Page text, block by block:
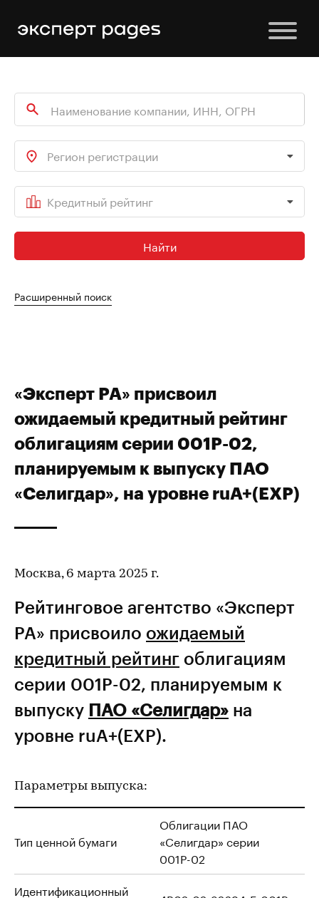
Регион регистрации
Кредитный рейтинг
Найти
Расширенный поиск
«Эксперт РА» присвоил
ожидаемый кредитный рейтинг
облигациям серии 001Р-02,
планируемым к выпуску ПАО
«Селигдар», на уровне ruA+(EXP)
Москва, 6 марта 2025 г.
Рейтинговое агентство «Эксперт
РА» присвоило ожидаемый
кредитный рейтинг облигациям
серии 001Р-02, планируемым к
выпуску ПАО «Селигдар» на
уровне ruA+(EXP).
Параметры выпуска:
Тип ценной бумаги
Облигации ПАО
«Селигдар» серии
001Р-02
Идентификационный